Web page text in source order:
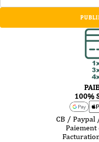
100%
CB / Paypal